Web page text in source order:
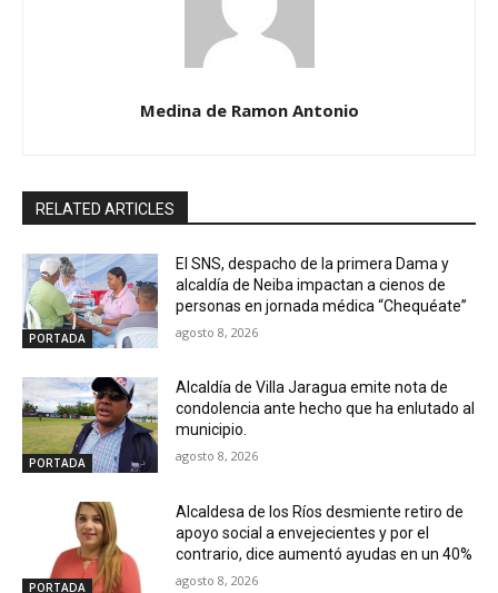
Medina de Ramon Antonio
RELATED ARTICLES
PORTADA
El SNS, despacho de la primera Dama y
alcaldía de Neiba impactan a cienos de
personas en jornada médica “Chequéate”
agosto 8, 2026
PORTADA
Alcaldía de Villa Jaragua emite nota de
condolencia ante hecho que ha enlutado al
municipio.
agosto 8, 2026
PORTADA
Alcaldesa de los Ríos desmiente retiro de
apoyo social a envejecientes y por el
contrario, dice aumentó ayudas en un 40%
agosto 8, 2026